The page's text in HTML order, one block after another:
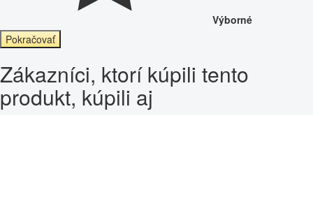
Výborné
Pokračovať
Zákazníci, ktorí kúpili tento
produkt, kúpili aj